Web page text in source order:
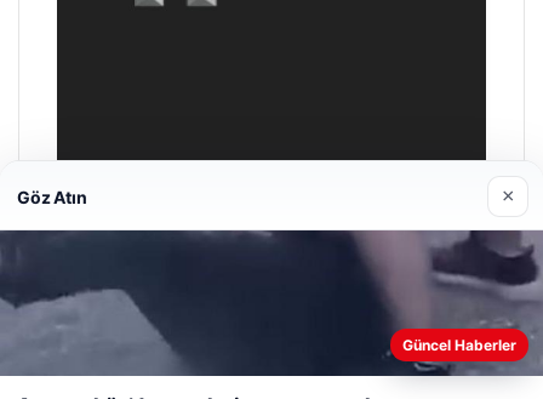
Enes Kaplan Avukatlık Bürosu
Web sitemizi nasıl kullandığınızı daha iyi anlayabilmek,
Göz Atın ×
Güncel Haberler